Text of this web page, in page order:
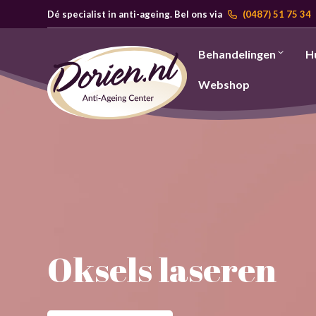
Dé specialist in anti-ageing. Bel ons via (0487) 51 75 34
Behandelingen
Webshop
Oksels laseren